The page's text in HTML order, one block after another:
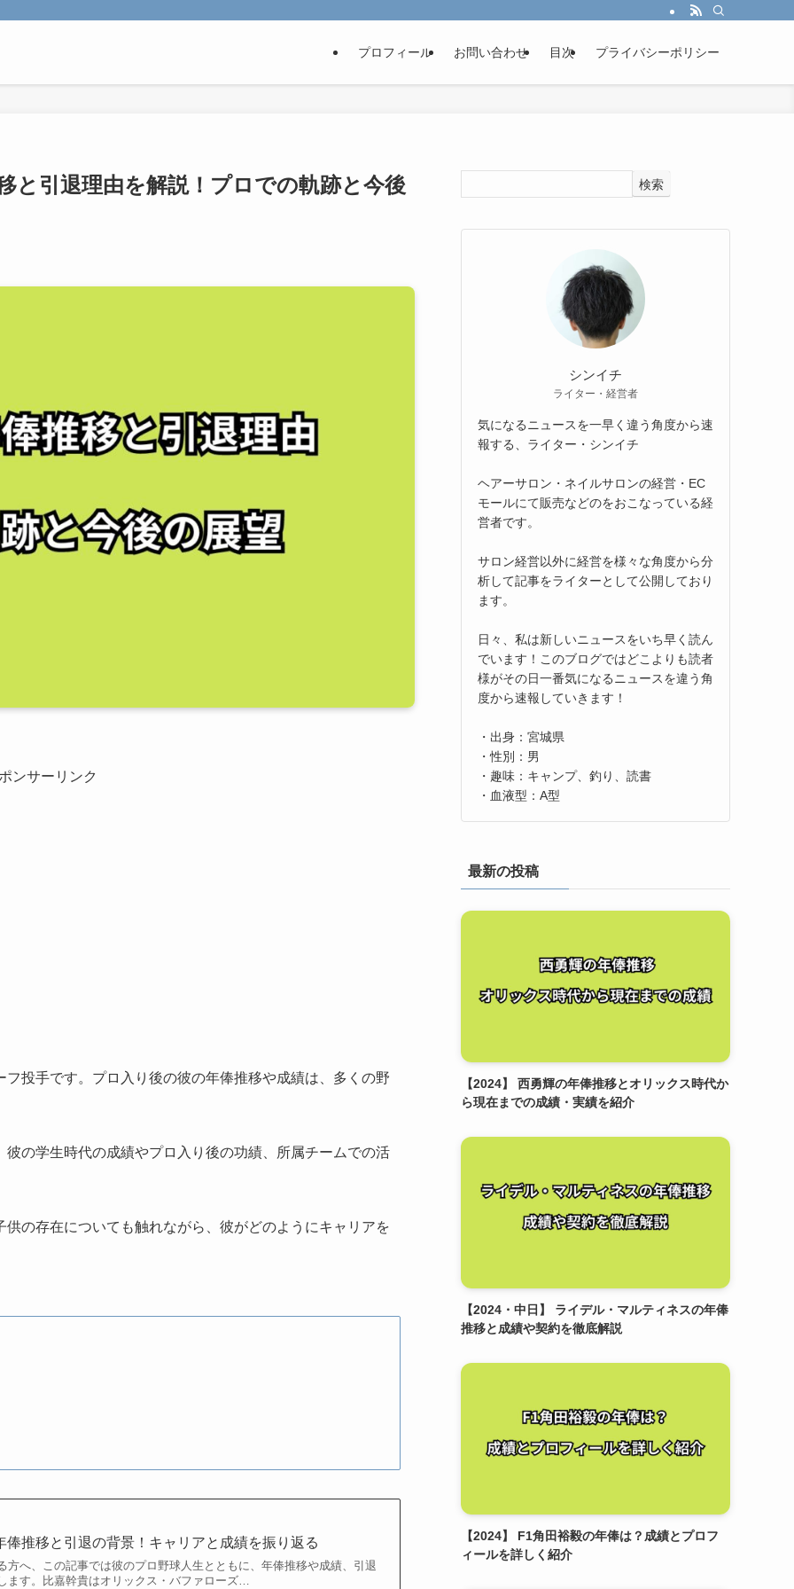
プロフィール お問い合わせ 目次 プライバシーポリシー
と引退理由を解説！プロでの軌跡と今後
ンサーリンク
投手です。プロ入り後の彼の年俸推移や成績は、多くの野
の学生時代の成績やプロ入り後の功績、所属チームでの活
の存在についても触れながら、彼がどのようにキャリアを
俸推移と引退の背景！キャリアと成績を振り返る
方へ、この記事では彼のプロ野球人生とともに、年俸推移や成績、引退
ます。比嘉幹貴はオリックス・バファローズ…
検索
シンイチ
ライター・経営者
気になるニュースを一早く違う角度から速
報する、ライター・シンイチ
ヘアーサロン・ネイルサロンの経営・EC
モールにて販売などのをおこなっている経
営者です。
サロン経営以外に経営を様々な角度から分
析して記事をライターとして公開しており
ます。
日々、私は新しいニュースをいち早く読ん
でいます！このブログではどこよりも読者
様がその日一番気になるニュースを違う角
度から速報していきます！
・出身：宮城県
・性別：男
・趣味：キャンプ、釣り、読書
・血液型：A型
最新の投稿
【2024】 西勇輝の年俸推移とオリックス時代か
ら現在までの成績・実績を紹介
【2024・中日】 ライデル・マルティネスの年俸
推移と成績や契約を徹底解説
【2024】 F1角田裕毅の年俸は？成績とプロフ
ィールを詳しく紹介